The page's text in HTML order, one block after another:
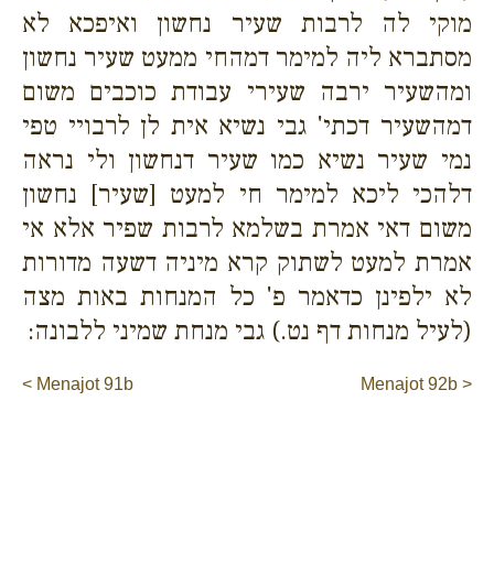
מוקי לה לרבות שעיר נחשון ואיפכא לא
מסתברא ליה למימר דמהחי ממעט שעיר נחשון
ומהשעיר ירבה שעירי עבודת כוכבים משום
דמהשעיר דכתי' גבי נשיא אית לן לרבויי טפי
נמי שעיר נשיא כמו שעיר דנחשון ולי נראה
דלהכי ליכא למימר חי למעט [שעיר] נחשון
משום דאי אמרת בשלמא לרבות שפיר אלא אי
אמרת למעט לשתוק קרא מיניה דשעה מדורות
לא ילפינן כדאמר פ' כל המנחות באות מצה
(לעיל מנחות דף נט.) גבי מנחת שמיני ללבונה:
< Menajot 91b Menajot 92b >